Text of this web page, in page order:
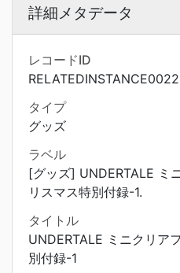
詳細メタデータ
レコードID
タイプ
グッズ
ラベル
[グッズ] UNDERTALE ミ
リスマス特別付録-1.
タイトル
UNDERTALE ミニクリア
別付録-1